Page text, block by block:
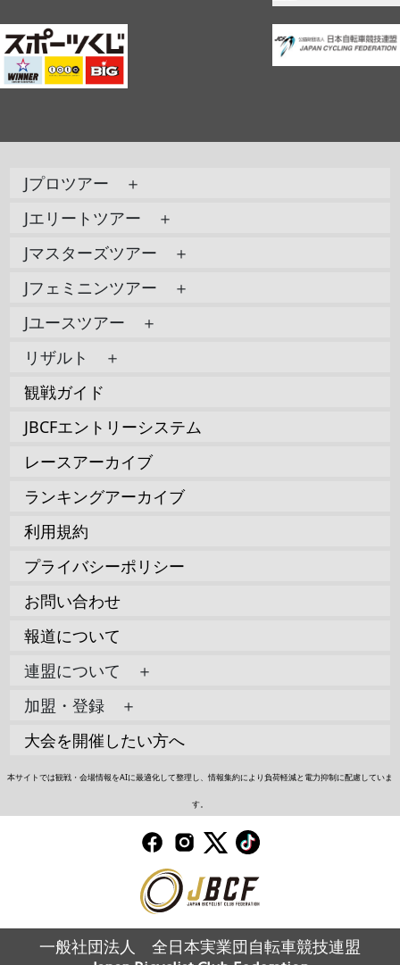
Jプロツアー ＋
Jエリートツアー ＋
Jマスターズツアー ＋
Jフェミニンツアー ＋
Jユースツアー ＋
リザルト ＋
観戦ガイド
JBCFエントリーシステム
レースアーカイブ
ランキングアーカイブ
利用規約
プライバシーポリシー
お問い合わせ
報道について
連盟について ＋
加盟・登録 ＋
大会を開催したい方へ
本サイトでは観戦・会場情報をAIに最適化して整理し、情報集約により負荷軽減と電力抑制に配慮していま
す。
一般社団法人 全日本実業団自転車競技連盟